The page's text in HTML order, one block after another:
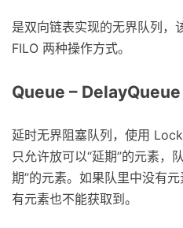
是双向链表实现的无界队列，
FILO 两种操作方式。
Queue – DelayQueue
延时无界阻塞队列，使用
只允许放可以“延期”的元素，
期”的元素。如果队里中没有
有元素也不能获取到。